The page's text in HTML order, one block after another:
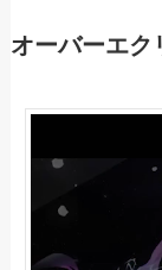
オーバーエク